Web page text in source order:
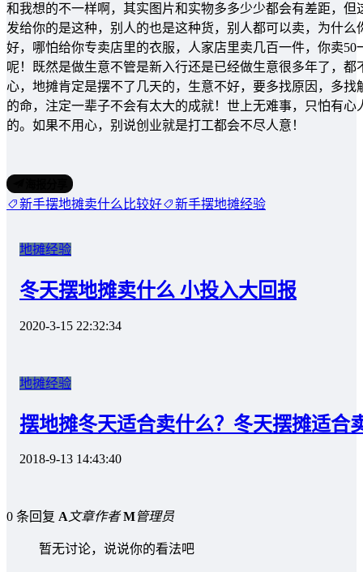
和我想的不一样啊，其实图片和实物多多少少都会有差距，
发给你的是这种，别人的也是这种货，别人都可以卖，为什
好，哪怕给你专卖店里的衣服，人家店里卖几百一件，你卖
呢！既然是做生意不管是新入行还是已经做生意很多年了，
心，地摊肯定是摆不了几天的，生意不好，要多找原因，多
的命，注定一辈子不会有太大的成就！世上无难事，只怕有
的。如果不用心，别说创业就是打工都会不尽人意！
新手摆地摊卖什么比较好 新手摆地摊经验
地摊经验
冬天摆地摊卖什么 小投入大回报
2020-3-15 22:32:34
地摊经验
摆地摊冬天适合卖什么？冬天摆摊适合
2018-9-13 14:43:40
0 条回复 A文章作者 M管理员
暂无讨论，说说你的看法吧